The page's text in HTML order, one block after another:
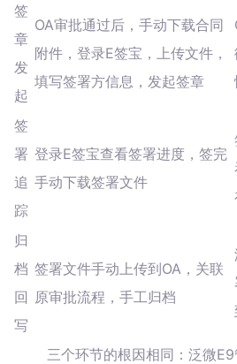
签
章
发
起
OA审批通过后，手动下载合同
附件，登录E签宝，上传文件，
填写签署方信息，发起签章
签
署
追
踪
登录E签宝查看签署进度，签完
手动下载签署文件
归
档
回
写
签署文件手动上传到OA，关联
原审批流程，手工归档
三个环节的根因相同：泛微